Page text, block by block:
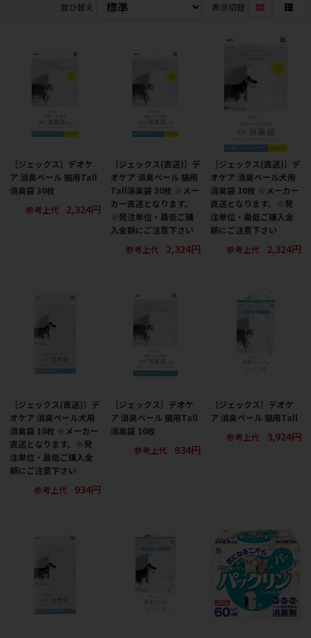
並び替え 表示切替
［ジェックス］デオケ
ア 消臭ペール 猫用Tall
消臭袋 30枚
参考上代
2,324円
［ジェックス(直送)］デ
オケア 消臭ペール 猫用
Tall消臭袋 30枚 ※メー
カー直送となります。
※発注単位・最低ご購
入金額にご注意下さい
参考上代
2,324円
［ジェックス(直送)］デ
オケア 消臭ペール犬用
消臭袋 30枚 ※メーカー
直送となります。※発
注単位・最低ご購入金
額にご注意下さい
参考上代
2,324円
［ジェックス(直送)］デ
オケア 消臭ペール犬用
消臭袋 10枚 ※メーカー
直送となります。※発
注単位・最低ご購入金
額にご注意下さい
参考上代
934円
［ジェックス］デオケ
ア 消臭ペール 猫用Tall
消臭袋 10枚
参考上代
934円
［ジェックス］デオケ
ア 消臭ペール 猫用Tall
参考上代
3,924円